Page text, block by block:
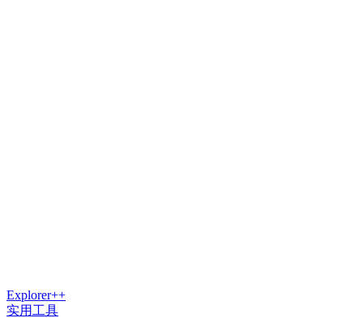
Explorer++
实用工具